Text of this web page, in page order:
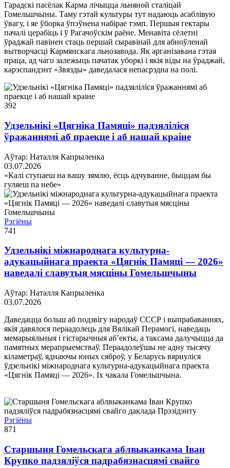
Гарадскі пасёлак Карма лічыцца льняной сталіцай
Гомельшчыны. Таму гэтай культуры тут надаюць асаблівую
ўвагу, і яе ўборка ўпэўнена набірае тэмп. Першыя гектары
пачалі церабіць і ў Рагачоўскім раёне. Менавіта сёлетні
ўраджай павінен стаць першай сыравінай для абноўленай
вытворчасці Кармянскага льнозавода. Як арганізавана гэтая
праца, ад чаго залежыць пачатак уборкі і якія віды на ўраджай,
карэспандэнт «Звязды» даведалася непасрэдна на полі.
392
Удзельнікі «Цягніка Памяці» падзяліліся
ўражаннямі аб праекце і аб нашай краіне
Аўтар: Наталля Капрыленка
03.07.2026
«Калі ступаеш на вашу зямлю, ёсць адчуванне, быццам бы
гуляеш па небе»
Рэгіёны
741
Удзельнікі міжнароднага культурна-
адукацыйнага праекта «Цягнік Памяці — 2026»
наведалі славутыя мясціны Гомельшчыны
Аўтар: Наталля Капрыленка
03.07.2026
Даведацца больш аб подзвігу народаў СССР і выпрабаваннях,
якія давялося пераадолець для Вялікай Перамогі, наведаць
мемарыяльныя і гістарычныя аб’екты, а таксама далучыцца да
памятных мерапрыемстваў. Пераадолеўшы не адну тысячу
кіламетраў, яднаючы юных сяброў, у Беларусь вярнуліся
ўдзельнікі міжнароднага культурна-адукацыйнага праекта
«Цягнік Памяці — 2026». Іх чакала Гомельшчына.
Рэгіёны
871
Старшыня Гомельскага аблвыканкама Іван
Крупко падзяліўся падрабязнасцямі свайго